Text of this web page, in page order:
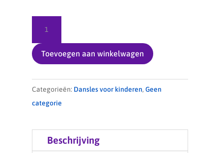
(kinderdans)
aantal
Toevoegen aan winkelwagen
Categorieën: Dansles voor kinderen, Geen
categorie
Beschrijving